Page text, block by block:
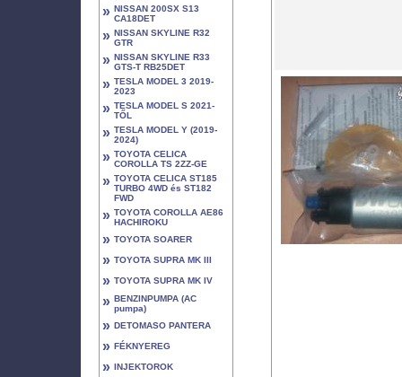
» NISSAN 200SX S13
CA18DET
» NISSAN SKYLINE R32
GTR
» NISSAN SKYLINE R33
GTS-T RB25DET
» TESLA MODEL 3 2019-
2023
» TESLA MODEL S 2021-
TŐL
» TESLA MODEL Y (2019-
2024)
» TOYOTA CELICA
COROLLA TS 2ZZ-GE
» TOYOTA CELICA ST185
TURBO 4WD és ST182
FWD
» TOYOTA COROLLA AE86
HACHIROKU
» TOYOTA SOARER
» TOYOTA SUPRA MK III
» TOYOTA SUPRA MK IV
» BENZINPUMPA (AC
pumpa)
» DETOMASO PANTERA
» FÉKNYEREG
» INJEKTOROK